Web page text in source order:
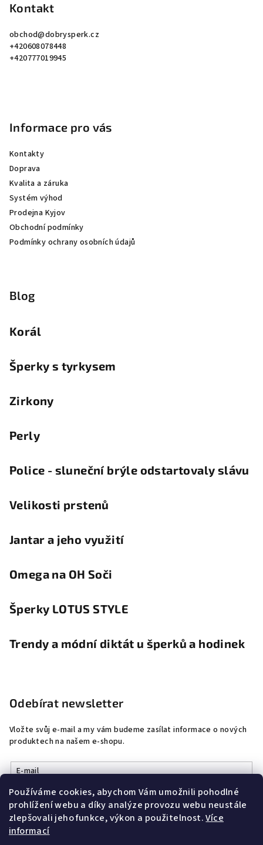
Používáme cookies, abychom Vám umožnili pohodlné
prohlížení webu a díky analýze provozu webu neustále
zlepšovali jeho funkce, výkon a použitelnost.Více
informací
Kontakt
obchod@dobrysperk.cz
+420608078448
+420777019945
Informace pro vás
Kontakty
Doprava
Kvalita a záruka
Systém výhod
Prodejna Kyjov
Obchodní podmínky
Podmínky ochrany osobních údajů
Blog
Korál
Šperky s tyrkysem
Zirkony
Perly
Police - sluneční brýle odstartovaly slávu
Velikosti prstenů
Jantar a jeho využití
Omega na OH Soči
Šperky LOTUS STYLE
Trendy a módní diktát u šperků a hodinek
Odebírat newsletter
Vložte svůj e-mail a my vám budeme zasílat informace o nových
produktech na našem e-shopu.
E-mail
Vložením e-mailu souhlasíte spodmínkami ochrany osobních
údajů